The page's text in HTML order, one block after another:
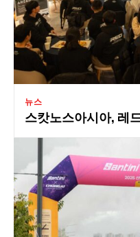
뉴스
스캇노스아시아, 레